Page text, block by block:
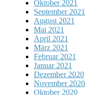
Oktober 2021
September 2021
August 2021
Mai 2021
April 2021
März 2021
Februar 2021
Januar 2021
Dezember 2020
November 2020
Oktober 2020